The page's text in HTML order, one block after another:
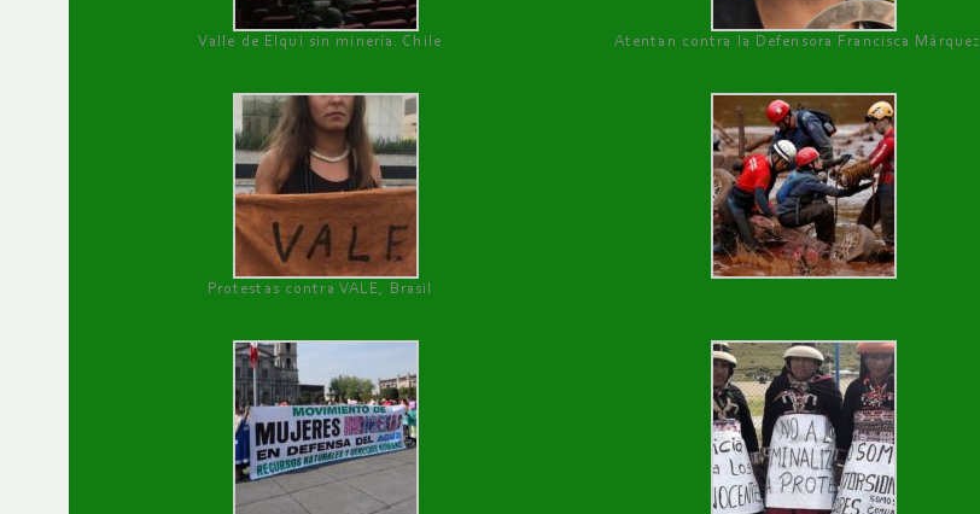
Valle de Elqui sin minería. Chile Atentan contra la Defensora Francisca Márquez
Protestas contra VALE, Brasil